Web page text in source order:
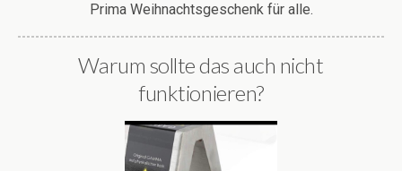
Prima Weihnachtsgeschenk für alle.
Warum sollte das auch nicht
funktionieren?